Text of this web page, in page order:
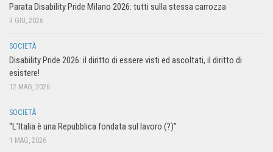
Parata Disability Pride Milano 2026: tutti sulla stessa carrozza
3 GIU, 2026
SOCIETÀ
Disability Pride 2026: il diritto di essere visti ed ascoltati, il diritto di
esistere!
12 MAG, 2026
SOCIETÀ
“L’Italia è una Repubblica fondata sul lavoro (?)”
1 MAG, 2026